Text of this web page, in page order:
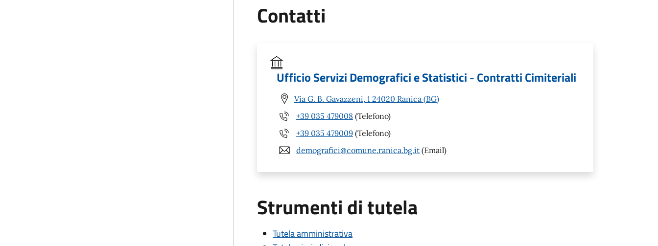
Contatti
Ufficio Servizi Demografici e Statistici - Contratti Cimiteriali
Via G. B. Gavazzeni, 1 24020 Ranica (BG)
+39 035 479008 (Telefono)
+39 035 479009 (Telefono)
demografici@comune.ranica.bg.it (Email)
Strumenti di tutela
Tutela amministrativa